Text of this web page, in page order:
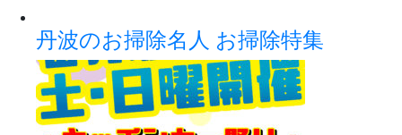
丹波のお掃除名人 お掃除特集